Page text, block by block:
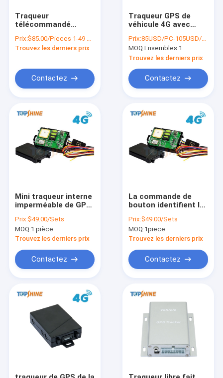
Produits
Vidéos
À propos de nous
Traqueur
télécommandé
temps réel pour la
gestion de flotte
Prix:$85.00/Pieces 1-49 Pieces
Trouvez les derniers prix
Contactez
Traqueur GPS de
véhicule 4G avec
en ligne à distance
en direct
Prix:85USD/PC-105USD/PC
MOQ:Ensembles 1
Trouvez les derniers prix
Contactez
Mini traqueur interne
imperméable de GPS
la taille 4G avec la
caméra/carburant de
fatigure
Prix:$49.00/Sets
MOQ:1 pièce
Trouvez les derniers prix
Contactez
La commande de
bouton identifient le
Internal GPS avec la
consommation de
carburant
Prix:$49.00/Sets
MOQ:1piece
Trouvez les derniers prix
Contactez